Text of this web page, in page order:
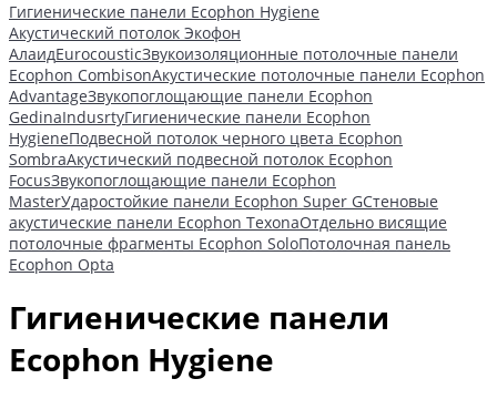
Гигиенические панели Ecophon Hygiene
Акустический потолок Экофон
АлаидEurocousticЗвукоизоляционные потолочные панели
Ecophon CombisonАкустические потолочные панели Ecophon
AdvantageЗвукопоглощающие панели Ecophon
GedinaIndusrtyГигиенические панели Ecophon
HygieneПодвесной потолок черного цвета Ecophon
SombraАкустический подвесной потолок Ecophon
FocusЗвукопоглощающие панели Ecophon
MasterУдаростойкие панели Ecophon Super GСтеновые
акустические панели Ecophon TexonaОтдельно висящие
потолочные фрагменты Ecophon SoloПотолочная панель
Ecophon Opta
Гигиенические панели
Ecophon Hygiene